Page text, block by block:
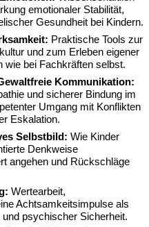
emotionaler Stabilität,
Gesundheit bei Kindern.
Praktische Tools zur
und zum Erleben eigener
wie bei Fachkräften selbst.
Kommunikation:
und sicherer Bindung im
Umgang mit Konflikten
Eskalation.
Selbstbild: Wie Kinder
Denkweise
angehen und Rückschläge
Wertearbeit,
Achtsamkeitsimpulse als
psychischer Sicherheit.